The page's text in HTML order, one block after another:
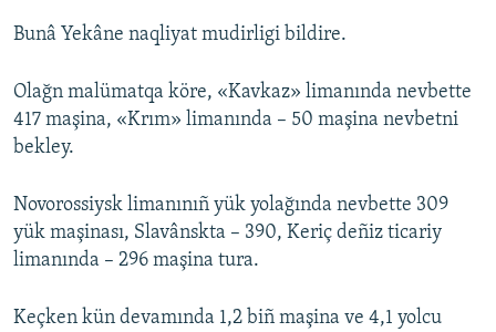
SÜRET
FİKİR
Українською
QOŞULIÑIZ!
Bunâ Yekâne naqliyat mudirligi bildire.
Olağn malümatqa köre, «Kavkaz» limanında nevbette
417 maşina, «Krım» limanında – 50 maşina nevbetni
bekley.
Novorossiysk limanınıñ yük yolağında nevbette 309
yük maşinası, Slavânskta – 390, Keriç deñiz ticariy
limanında – 296 maşina tura.
Keçken kün devamında 1,2 biñ maşina ve 4,1 yolcu